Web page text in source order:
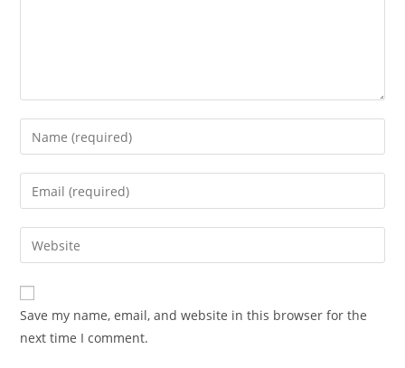
Enter
your
name
comment
Enter
your
email
address
comment
Enter
your
website
URL
(optional)
Save my name, email, and website in this browser for the
next time I comment.